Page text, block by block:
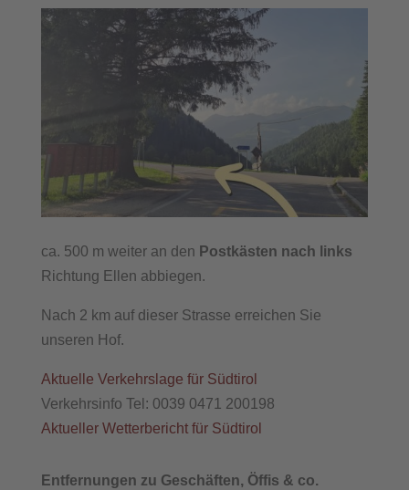
ca. 500 m weiter an den Postkästen nach links
Richtung Ellen abbiegen.
Nach 2 km auf dieser Strasse erreichen Sie
unseren Hof.
Aktuelle Verkehrslage für Südtirol
Verkehrsinfo Tel: 0039 0471 200198
Aktueller Wetterbericht für Südtirol
Entfernungen zu Geschäften, Öffis & co.